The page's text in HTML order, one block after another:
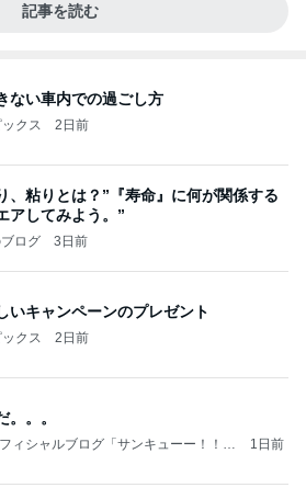
記事を読む
ない車内での過ごし方
クス 2日前
、粘りとは？”『寿命』に何が関係する
アしてみよう。”
ログ 3日前
いキャンペーンのプレゼント
クス 2日前
。。。
ィシャルブログ「サンキューー！！尾
1日前